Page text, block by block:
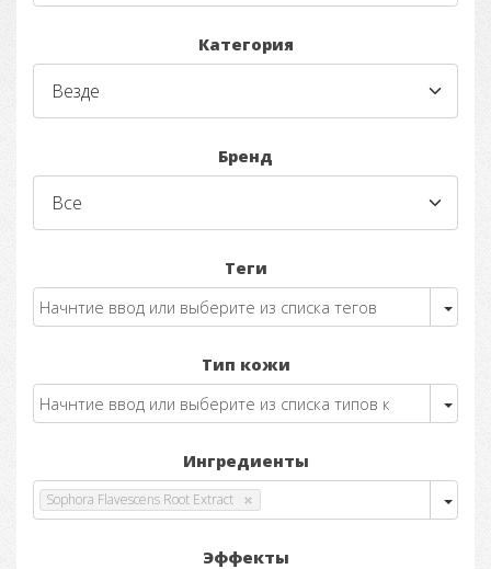
Категория
Бренд
Теги
Тип кожи
Ингредиенты
Sophora Flavescens Root Extract
Эффекты